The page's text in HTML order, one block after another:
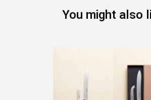
You might also